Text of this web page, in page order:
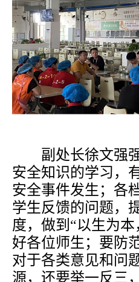
副处长徐文强
安全知识的学习，
安全事件发生；各
学生反馈的问题，
度，做到 “以生为
好各位师生；要防
对于各类意见和问
源，还要举一反三